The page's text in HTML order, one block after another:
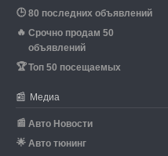
🕒 80 последних объявлений
🔥 Срочно продам 50
объявлений
🏆Топ 50 посещаемых
📰 Медиа
📰 Авто Новости
🌟 Авто тюнинг